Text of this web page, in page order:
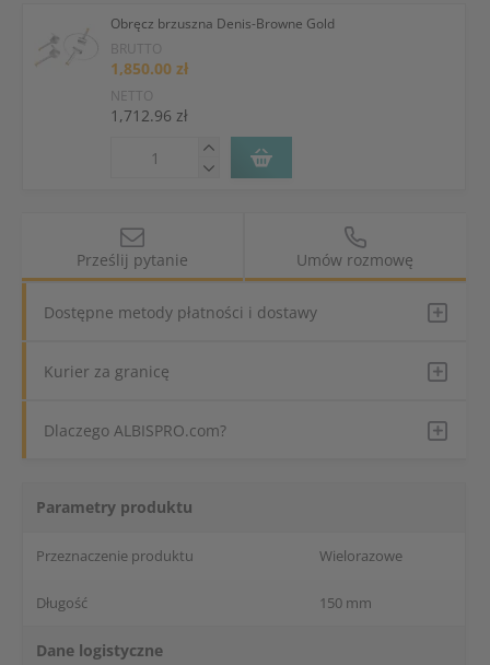
Obręcz brzuszna Denis-Browne Gold
BRUTTO
1,850.00 zł
NETTO
1,712.96 zł
Prześlij pytanie Umów rozmowę
Dostępne metody płatności i dostawy
Kurier za granicę
Dlaczego ALBISPRO.com?
Parametry produktu
Przeznaczenie produktu Wielorazowe
Długość 150 mm
Dane logistyczne